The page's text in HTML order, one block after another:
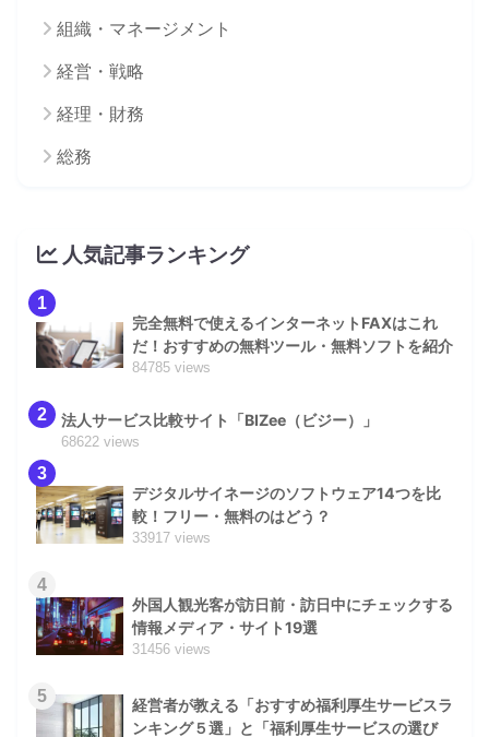
組織・マネージメント
経営・戦略
経理・財務
総務
人気記事ランキング
1
完全無料で使えるインターネットFAXはこれ
だ！おすすめの無料ツール・無料ソフトを紹介
84785 views
2 法人サービス比較サイト「BIZee（ビジー）」
68622 views
3
デジタルサイネージのソフトウェア14つを比
較！フリー・無料のはどう？
33917 views
4
外国人観光客が訪日前・訪日中にチェックする
情報メディア・サイト19選
31456 views
5
経営者が教える「おすすめ福利厚生サービスラ
ンキング５選」と「福利厚生サービスの選び